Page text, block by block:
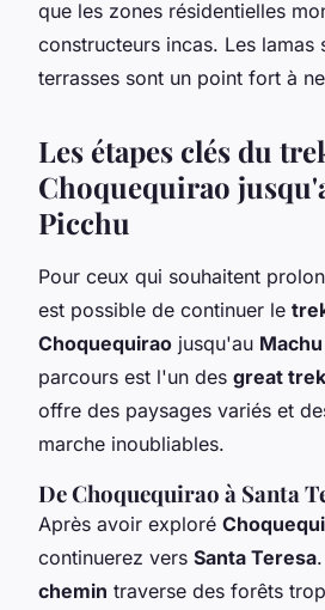
que les zones résidentielles
constructeurs incas. Les lamas
terrasses sont un point fort à
Les étapes clés du
Choquequirao
Picchu
Pour ceux qui souhaitent
est possible de continuer le
Choquequirao jusqu'au
parcours est l'un des great
offre des paysages variés et
marche inoubliables.
De Choquequirao à Santa
Après avoir exploré
continuerez vers Santa Teresa
chemin traverse des forêts